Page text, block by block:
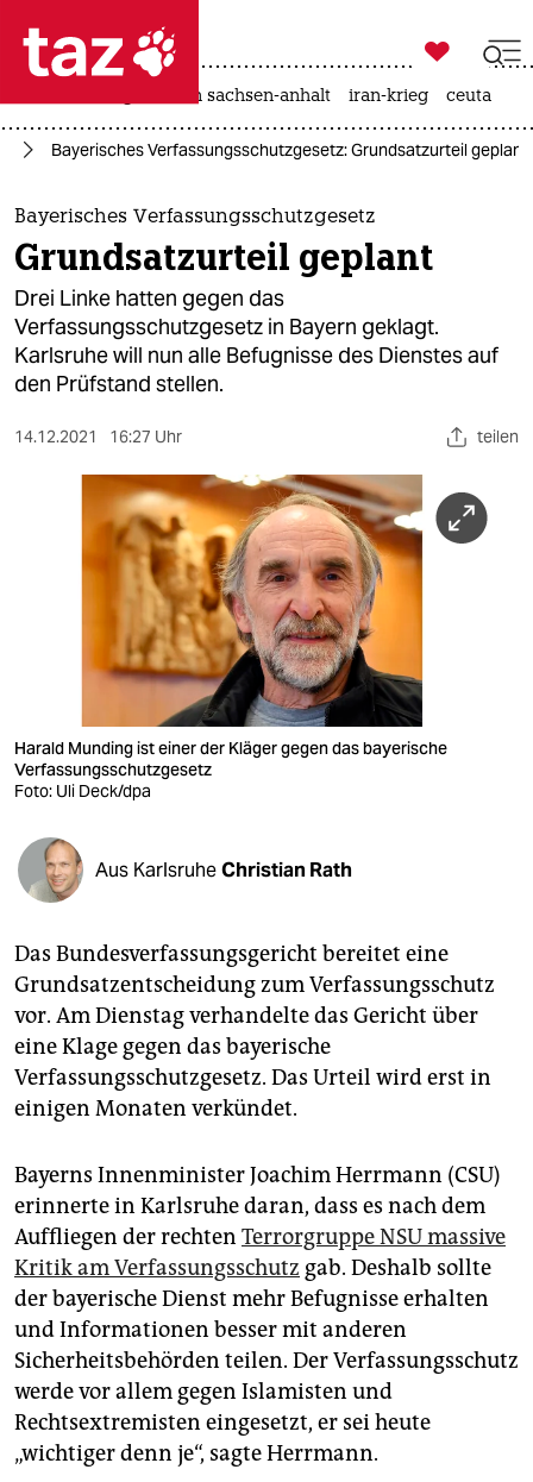
 taz zahl ich
taz zahl ich
themen
politik
öko
gesellschaft
kultur
verlag
veranstaltungen
shop
fragen & hilfe
abo
genossenschaft
epaper login

taz zahl ich
landtagswahl in sachsen-anhalt iran-krieg ceuta
Bayerisches Verfassungsschutzgesetz: Grundsatzurteil geplant
Bayerisches Verfassungsschutzgesetz
Grundsatzurteil geplant
Drei Linke hatten gegen das
Verfassungsschutzgesetz in Bayern geklagt.
Karlsruhe will nun alle Befugnisse des Dienstes auf
den Prüfstand stellen.
14.12.2021 16:27 Uhr teilen
Harald Munding ist einer der Kläger gegen das bayerische
Verfassungsschutzgesetz
Foto: Uli Deck/dpa
Aus KarlsruheChristian Rath
Das Bundesverfassungsgericht bereitet eine
Grundsatzentscheidung zum Verfassungsschutz
vor. Am Dienstag verhandelte das Gericht über
eine Klage gegen das bayerische
Verfassungsschutzgesetz. Das Urteil wird erst in
einigen Monaten verkündet.
Bayerns Innenminister Joachim Herrmann (CSU)
erinnerte in Karlsruhe daran, dass es nach dem
Auffliegen der rechten Terrorgruppe NSU massive
Kritik am Verfassungsschutz gab. Deshalb sollte
der bayerische Dienst mehr Befugnisse erhalten
und Informationen besser mit anderen
Sicherheitsbehörden teilen. Der Verfassungsschutz
werde vor allem gegen Islamisten und
Rechtsextremisten eingesetzt, er sei heute
„wichtiger denn je“, sagte Herrmann.